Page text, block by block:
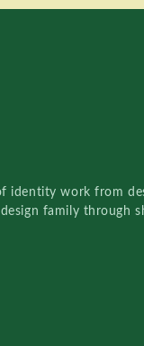
identity work from
family through